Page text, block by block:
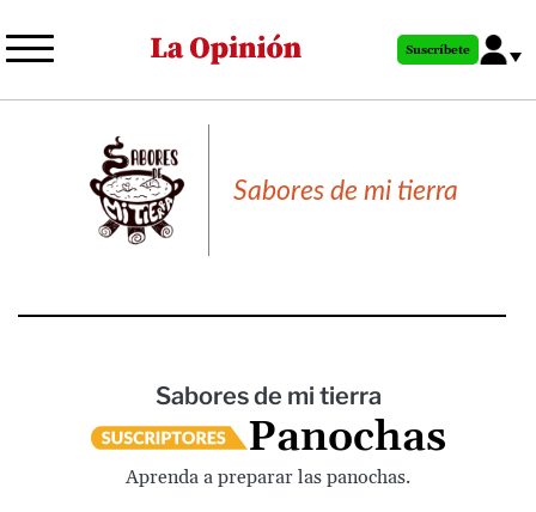
al
principal
Suscríbete
Sabores de mi tierra
Sabores de mi tierra
Panochas
Aprenda a preparar las panochas.